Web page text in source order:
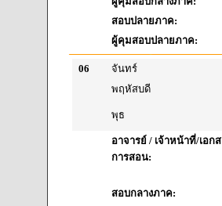
สอบปลายภาค:
ผู้คุมสอบปลายภาค:
06
จันทร์
พฤหัสบดี
พุธ
อาจารย์ / เจ้าหน้าที่/เอก
การสอน:
สอบกลางภาค: